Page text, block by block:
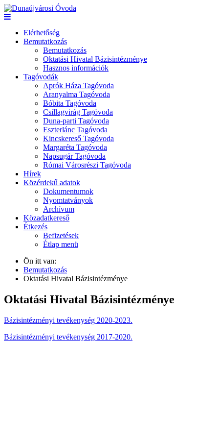
Elérhetőség
Bemutatkozás
Bemutatkozás
Oktatási Hivatal Bázisintézménye
Hasznos információk
Tagóvodák
Aprók Háza Tagóvoda
Aranyalma Tagóvoda
Bóbita Tagóvoda
Csillagvirág Tagóvoda
Duna-parti Tagóvoda
Eszterlánc Tagóvoda
Kincskereső Tagóvoda
Margaréta Tagóvoda
Napsugár Tagóvoda
Római Városrészi Tagóvoda
Hírek
Közérdekű adatok
Dokumentumok
Nyomtatványok
Archívum
Közadatkereső
Étkezés
Befizetések
Étlap menü
Ön itt van:
Bemutatkozás
Oktatási Hivatal Bázisintézménye
Oktatási Hivatal Bázisintézménye
Bázisintézményi tevékenység 2020-2023.
Bázisintézményi tevékenység 2017-2020.